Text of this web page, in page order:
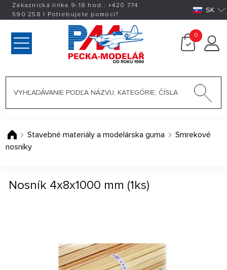
Zákaznická linka 9-18 hod.:+420 774
590 258 | Potrebujete pomoci? SK
0
Stavebné materiály a modelárska guma
Smrekové
nosníky
Nosník 4x8x1000 mm (1ks)